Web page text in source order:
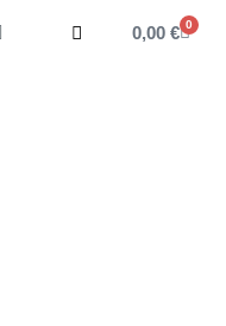
0,00€ 0